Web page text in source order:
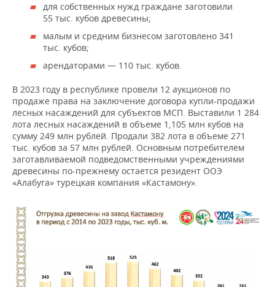
для собственных нужд граждане заготовили
55 тыс. кубов древесины;
малым и средним бизнесом заготовлено 341
тыс. кубов;
арендаторами — 110 тыс. кубов.
В 2023 году в республике провели 12 аукционов по
продаже права на заключение договора купли-продажи
лесных насаждений для субъектов МСП. Выставили 1 284
лота лесных насаждений в объеме 1,105 млн кубов на
сумму 249 млн рублей. Продали 382 лота в объеме 271
тыс. кубов за 57 млн рублей. Основным потребителем
заготавливаемой подведомственными учреждениями
древесины по-прежнему остается резидент ООЭ
«Алабуга» турецкая компания «Кастамону».